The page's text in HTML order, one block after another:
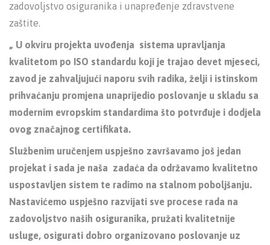
zadovoljstvo osiguranika i unapređenje zdravstvene
zaštite.
„ U okviru projekta uvođenja sistema upravljanja
kvalitetom po ISO standardu koji je trajao devet mjeseci,
zavod je zahvaljujući naporu svih radika, želji i istinskom
prihvaćanju promjena unaprijedio poslovanje u skladu sa
modernim evropskim standardima što potvrđuje i dodjela
ovog značajnog certifikata.
Službenim uručenjem uspješno završavamo još jedan
projekat i sada je naša zadaća da održavamo kvalitetno
uspostavljen sistem te radimo na stalnom poboljšanju.
Nastavićemo uspješno razvijati sve procese rada na
zadovoljstvo naših osiguranika, pružati kvalitetnije
usluge, osigurati dobro organizovano poslovanje uz